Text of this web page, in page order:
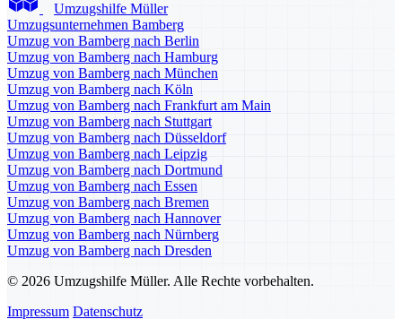
Umzugshilfe Müller
Umzugsunternehmen Bamberg
Umzug von Bamberg nach Berlin
Umzug von Bamberg nach Hamburg
Umzug von Bamberg nach München
Umzug von Bamberg nach Köln
Umzug von Bamberg nach Frankfurt am Main
Umzug von Bamberg nach Stuttgart
Umzug von Bamberg nach Düsseldorf
Umzug von Bamberg nach Leipzig
Umzug von Bamberg nach Dortmund
Umzug von Bamberg nach Essen
Umzug von Bamberg nach Bremen
Umzug von Bamberg nach Hannover
Umzug von Bamberg nach Nürnberg
Umzug von Bamberg nach Dresden
© 2026 Umzugshilfe Müller. Alle Rechte vorbehalten.
Impressum Datenschutz